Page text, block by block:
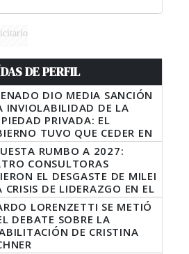
DE PERFIL
DIO MEDIA SANCIÓN
INVIOLABILIDAD DE LA
PRIVADA: EL
TUVO QUE CEDER EN
DEL MANEJO DEL FUEGO
RUMBO A 2027:
CONSULTORAS
EL DESGASTE DE MILEI
CRISIS DE LIDERAZGO EN EL
LORENZETTI SE METIÓ
DEBATE SOBRE LA
DE CRISTINA